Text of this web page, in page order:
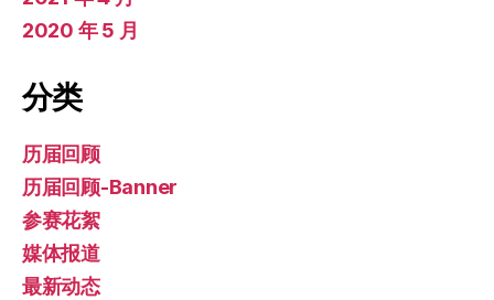
2020 年 5 月
分类
历届回顾
历届回顾-Banner
参赛花絮
媒体报道
最新动态